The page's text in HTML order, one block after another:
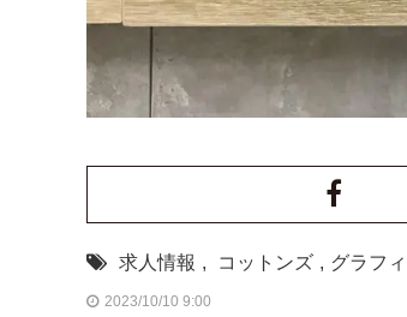
求人情報 , コットンズ , グラフ
2023/10/10 9:00